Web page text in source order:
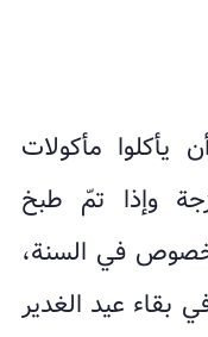
يأكلوا مأكولات
وإذا تمّ طبخ
في السنة،
بقاء عيد الغدير